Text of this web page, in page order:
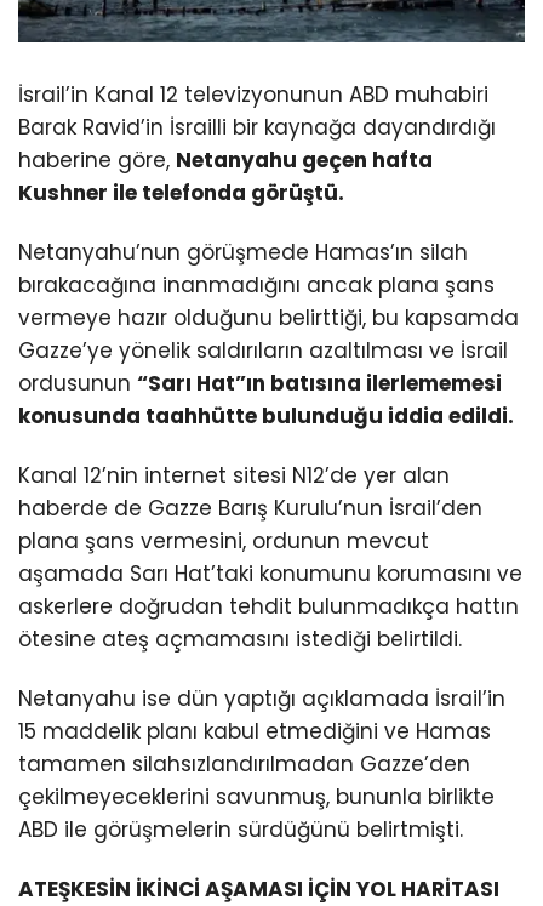
İsrail’in Kanal 12 televizyonunun ABD muhabiri
Barak Ravid’in İsrailli bir kaynağa dayandırdığı
haberine göre, Netanyahu geçen hafta
Kushner ile telefonda görüştü.
Netanyahu’nun görüşmede Hamas’ın silah
bırakacağına inanmadığını ancak plana şans
vermeye hazır olduğunu belirttiği, bu kapsamda
Gazze’ye yönelik saldırıların azaltılması ve İsrail
ordusunun “Sarı Hat”ın batısına ilerlememesi
konusunda taahhütte bulunduğu iddia edildi.
Kanal 12’nin internet sitesi N12’de yer alan
haberde de Gazze Barış Kurulu’nun İsrail’den
plana şans vermesini, ordunun mevcut
aşamada Sarı Hat’taki konumunu korumasını ve
askerlere doğrudan tehdit bulunmadıkça hattın
ötesine ateş açmamasını istediği belirtildi.
Netanyahu ise dün yaptığı açıklamada İsrail’in
15 maddelik planı kabul etmediğini ve Hamas
tamamen silahsızlandırılmadan Gazze’den
çekilmeyeceklerini savunmuş, bununla birlikte
ABD ile görüşmelerin sürdüğünü belirtmişti.
ATEŞKESİN İKİNCİ AŞAMASI İÇİN YOL HARİTASI